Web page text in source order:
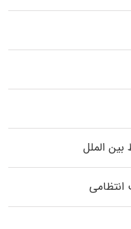
الملل